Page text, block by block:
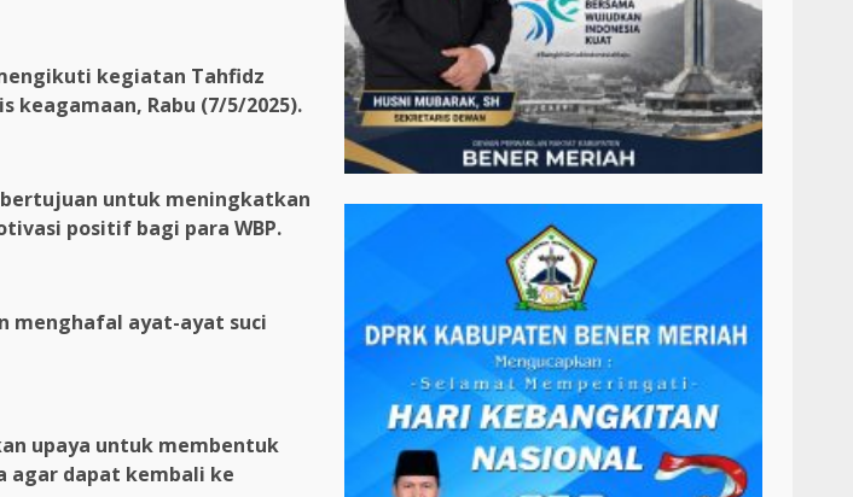
kegiatan Tahfidz
keagamaan, Rabu (7/5/2025).
bertujuan untuk meningkatkan
positif bagi para WBP.
menghafal ayat-ayat suci
upaya untuk membentuk
agar dapat kembali ke